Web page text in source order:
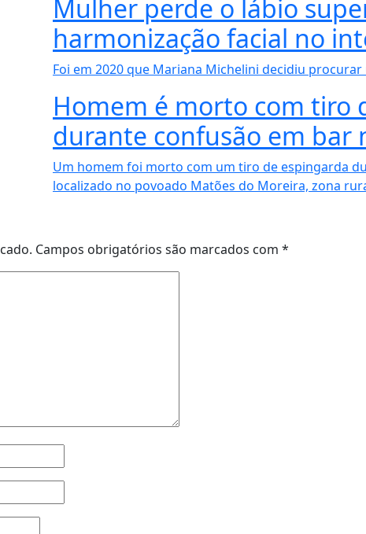
Mulher perde o lábio
harmonização facial no
Foi em 2020 que Mariana Michelini decidiu procurar
Homem é morto com tiro
durante confusão em bar
Um homem foi morto com um tiro de espingarda
localizado no povoado Matões do Moreira, zona
Campos obrigatórios são marcados com *